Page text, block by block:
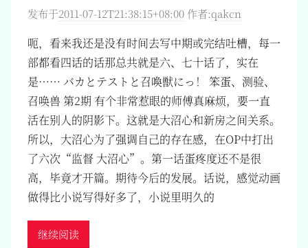
发布于2011-07-12T21:38:15+08:00 作者:qakcn
呃，看来我还是没有时间去写中期或完结吐槽，每一
部都看四话的话那总共就是六、七十话了，实在
是…… バカとテストと召喚獣にっ！ 笨蛋、测验、
召唤兽 第2期 有个非常惹眼的师傅真麻烦，要一直
活在别人的阴影下。这就是大沼心和新房之间关系。
所以，大沼心为了强调自己的存在感，在OP中打出
了六次“监督 大沼心”。第一话蛋疼度还不是很
高，毕竟才开篇。期待今后的发展。话说，感觉动画
做得比小说写得好多了，小说里明久的
继续阅读